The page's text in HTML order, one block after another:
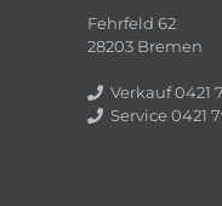
Fehrfeld 62
28203 Bremen
Verkauf 0421
Service 0421